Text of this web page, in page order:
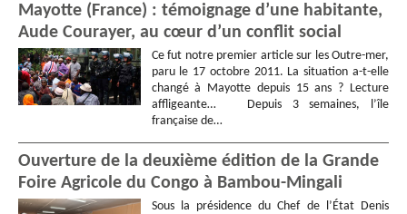
Mayotte (France) : témoignage d’une habitante,
Aude Courayer, au cœur d’un conflit social
Ce fut notre premier article sur les Outre-mer,
paru le 17 octobre 2011. La situation a-t-elle
changé à Mayotte depuis 15 ans ? Lecture
affligeante… Depuis 3 semaines, l’île
française de…
Ouverture de la deuxième édition de la Grande
Foire Agricole du Congo à Bambou-Mingali
Sous la présidence du Chef de l’État Denis